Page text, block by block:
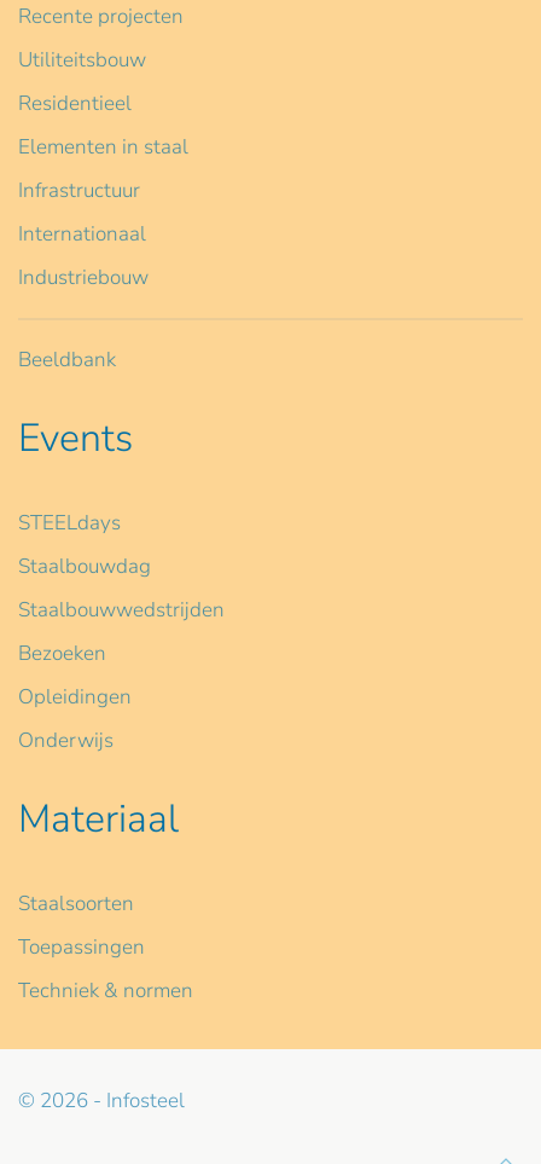
Recente projecten
Utiliteitsbouw
Residentieel
Elementen in staal
Infrastructuur
Internationaal
Industriebouw
Beeldbank
Events
STEELdays
Staalbouwdag
Staalbouwwedstrijden
Bezoeken
Opleidingen
Onderwijs
Materiaal
Staalsoorten
Toepassingen
Techniek & normen
© 2026 - Infosteel